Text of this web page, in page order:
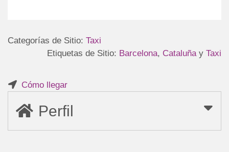
Categorías de Sitio: Taxi
Etiquetas de Sitio: Barcelona, Cataluña y Taxi
Cómo llegar
Perfil